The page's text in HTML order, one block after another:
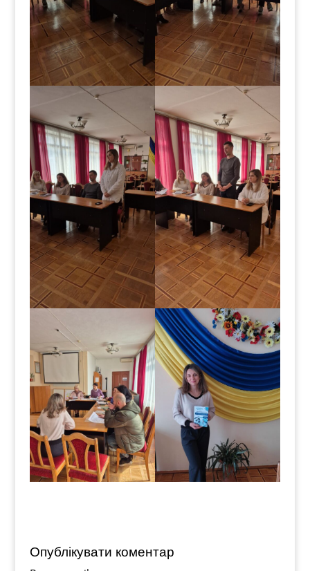
Опублікувати коментар